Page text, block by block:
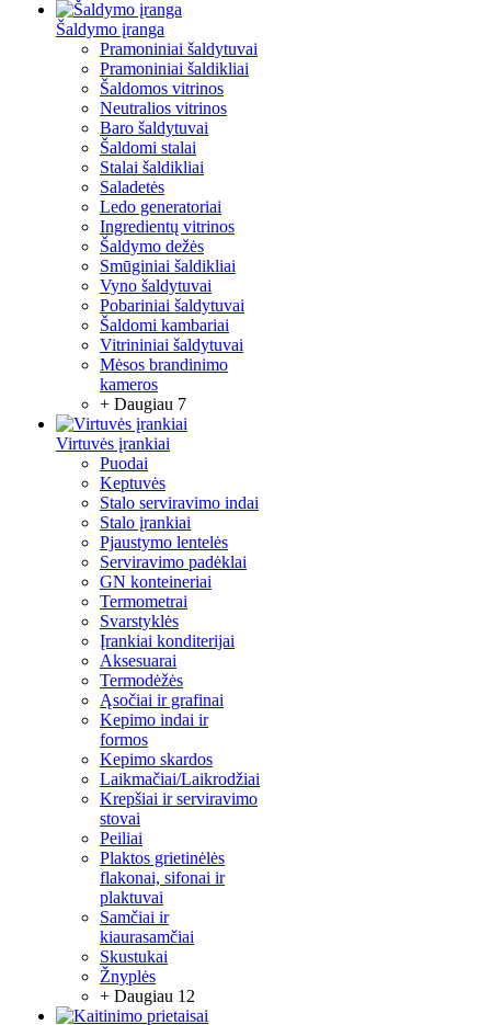
Šaldymo įranga
Pramoniniai šaldytuvai
Pramoniniai šaldikliai
Šaldomos vitrinos
Neutralios vitrinos
Baro šaldytuvai
Šaldomi stalai
Stalai šaldikliai
Saladetės
Ledo generatoriai
Ingredientų vitrinos
Šaldymo dežės
Smūginiai šaldikliai
Vyno šaldytuvai
Pobariniai šaldytuvai
Šaldomi kambariai
Vitrininiai šaldytuvai
Mėsos brandinimo
kameros
+ Daugiau 7
Virtuvės įrankiai
Puodai
Keptuvės
Stalo serviravimo indai
Stalo įrankiai
Pjaustymo lentelės
Serviravimo padėklai
GN konteineriai
Termometrai
Svarstyklės
Įrankiai konditerijai
Aksesuarai
Termodėžės
Ąsočiai ir grafinai
Kepimo indai ir
formos
Kepimo skardos
Laikmačiai/Laikrodžiai
Krepšiai ir serviravimo
stovai
Peiliai
Plaktos grietinėlės
flakonai, sifonai ir
plaktuvai
Samčiai ir
kiaurasamčiai
Skustukai
Žnyplės
+ Daugiau 12